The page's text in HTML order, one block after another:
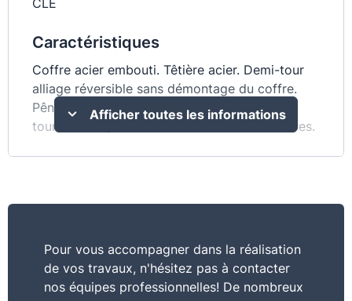
CLE
Caractéristiques
Coffre acier embouti. Têtière acier. Demi-tour
alliage réversible sans démontage du coffre.
Pêne acier. Gâche plate acier. Mécanisme à 1
tour. 􀂅 7 mm, entr’axe 70 mm. 1 clé - 6 variures.
Afficher toutes les informations
Pour vous accompagner dans la réalisation
de vos travaux, n'hésitez pas à contacter
nos équipes professionnelles! De nombreux